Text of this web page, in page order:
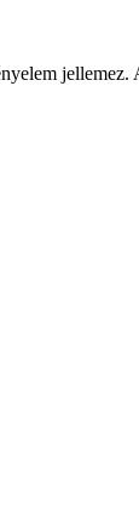
jellemez.